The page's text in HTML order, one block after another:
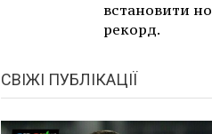
встановити
рекорд.
СВІЖІ ПУБЛІКАЦІЇ